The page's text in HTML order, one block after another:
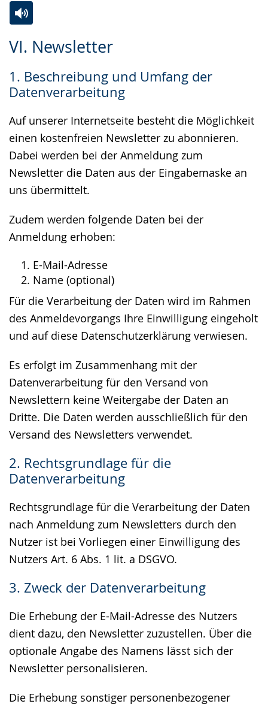
VI. Newsletter
1. Beschreibung und Umfang der
Datenverarbeitung
Auf unserer Internetseite besteht die Möglichkeit
einen kostenfreien Newsletter zu abonnieren.
Dabei werden bei der Anmeldung zum
Newsletter die Daten aus der Eingabemaske an
uns übermittelt.
Zudem werden folgende Daten bei der
Anmeldung erhoben:
E-Mail-Adresse
Name (optional)
Für die Verarbeitung der Daten wird im Rahmen
des Anmeldevorgangs Ihre Einwilligung eingeholt
und auf diese Datenschutzerklärung verwiesen.
Es erfolgt im Zusammenhang mit der
Datenverarbeitung für den Versand von
Newslettern keine Weitergabe der Daten an
Dritte. Die Daten werden ausschließlich für den
Versand des Newsletters verwendet.
2. Rechtsgrundlage für die
Datenverarbeitung
Rechtsgrundlage für die Verarbeitung der Daten
nach Anmeldung zum Newsletters durch den
Nutzer ist bei Vorliegen einer Einwilligung des
Nutzers Art. 6 Abs. 1 lit. a DSGVO.
3. Zweck der Datenverarbeitung
Die Erhebung der E-Mail-Adresse des Nutzers
dient dazu, den Newsletter zuzustellen. Über die
optionale Angabe des Namens lässt sich der
Newsletter personalisieren.
Die Erhebung sonstiger personenbezogener
Leichten
wechseln.
Audio-
Video
Deutscher
wird
angezeigt.